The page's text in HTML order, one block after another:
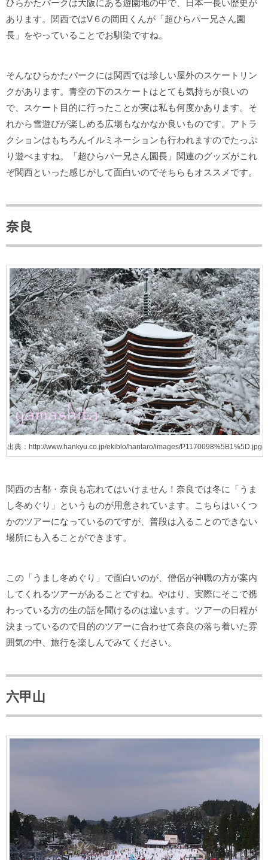
ひらかたパークは大阪にある遊園地の中で、日本一長い歴史が
あります。関西ではV６の岡田くんが「超ひらパー兄さん園
長」をやっていることでお馴染ですね。
そんなひらかたパークには関西では珍しい屋外のスケートリン
クがあります。青空の下のスケートはとても気持ちが良いの
で、スケート目的に行ったことが実は私も何度かあります。そ
れから雪遊びが楽しめる広場もなかなか良いものです。アトラ
クションはもちろんイルミネーションも行われますのでたっぷ
り遊べますね。「超ひらパー兄さん園長」関連のグッズがこれ
ぞ関西といった感じがして面白いのでそちらもオススメです。
奈良
出典：http://www.hankyu.co.jp/ekiblo/hantaro/images/P1170098%5B1%5D.jpg
関西の古都・奈良も忘れてはいけません！奈良では冬に「うま
し冬めぐり」というものが用意されています。こちらはいくつ
かのツアーになっているのですが、普段は入ることのできない
場所にも入ることができます。
この「うまし冬めぐり」で面白いのが、僧侶が神職の方が案内
してくれるツアーがあることですね。やはり、実際にそこで携
わっている方の生の話を聞けるのは違います。ツアーの日程が
決まっているので目的のツアーに合わせて奈良の落ち着いた雰
囲気の中、旅行を楽しんでみてください。
六甲山